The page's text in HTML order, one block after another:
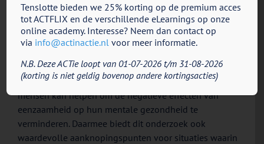
werden door hun eenzaamheid).
Conclusie:
(en dan met name het vermogen omaanwezig te zijn in
het momentengecommitteerde actiete ondernemen)
mensen kan helpen om de negatieve effecten van
eenzaamheid op hun mentale gezondheid te
verminderen. Daarmee biedt dit onderzoek ook
waardevolle aanknopingspunten voor situaties waarin
Tenslotte bieden we 25% korting op de premium acces
tot ACTFLIX en de verschillende eLearnings op onze
online academy. Interesse? Neem dan contact op
via info@actinactie.nl voor meer informatie.
N.B. Deze ACTie loopt van 01-07-2026 t/m 31-08-2026
(korting is niet geldig bovenop andere kortingsacties)